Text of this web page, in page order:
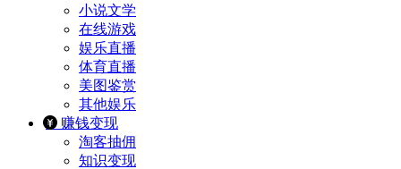
小说文学
在线游戏
娱乐直播
体育直播
美图鉴赏
其他娱乐
赚钱变现
淘客抽佣
知识变现